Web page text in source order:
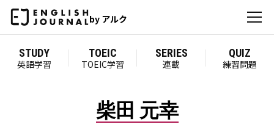
by アルク
STUDY
英語学習
TOEIC
TOEIC学習
SERIES
連載
QUIZ
練習問題
柴田 元幸